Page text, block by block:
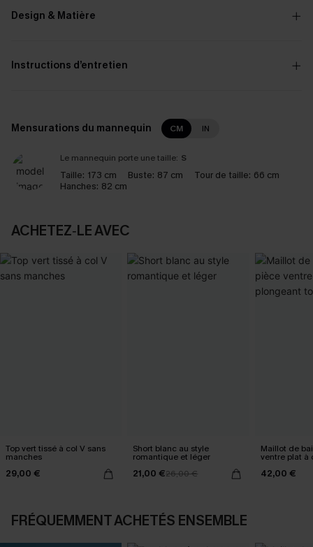
Design & Matière
Instructions d’entretien
Mensurations du mannequin CM IN
Le mannequin porte une taille: S
Taille: 173 cm Buste: 87 cm Tour de taille: 66 cm
Hanches: 82 cm
ACHETEZ‑LE AVEC
Top vert tissé à col V sans
manches
29,00 €
Short blanc au style
romantique et léger
21,00 €26,00 €
Maillot de
ventre plat à
tour de cou
42,00 €
FRÉQUEMMENT ACHETÉS ENSEMBLE